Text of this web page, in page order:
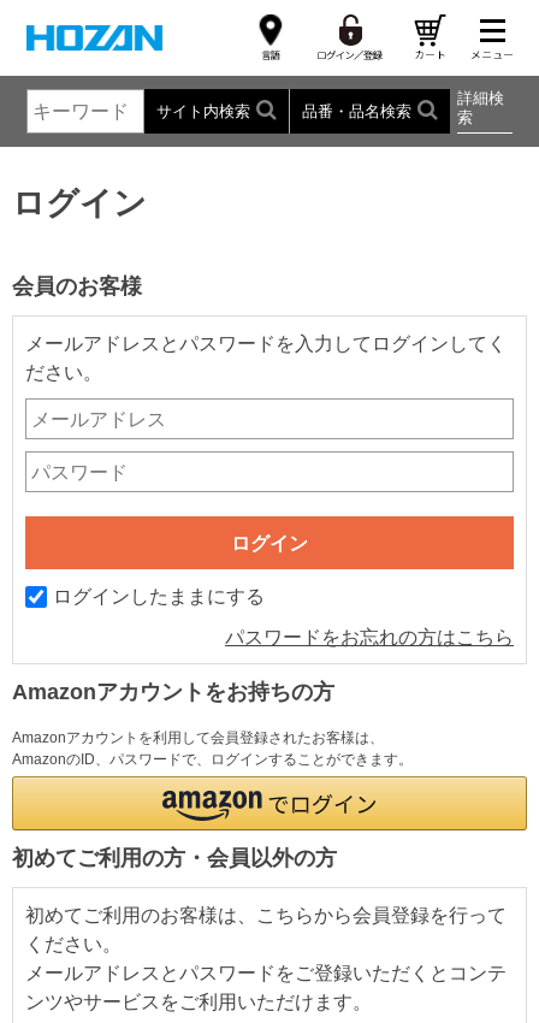
サイト内検索 品番・品名検索
詳細検
索
ログイン
会員のお客様
メールアドレスとパスワードを入力してログインしてく
ださい。
ログインしたままにする
パスワードをお忘れの方はこちら
Amazonアカウントをお持ちの方
Amazonアカウントを利用して会員登録されたお客様は、
AmazonのID、パスワードで、ログインすることができます。
初めてご利用の方・会員以外の方
初めてご利用のお客様は、こちらから会員登録を行って
ください。
メールアドレスとパスワードをご登録いただくとコンテ
ンツやサービスをご利用いただけます。